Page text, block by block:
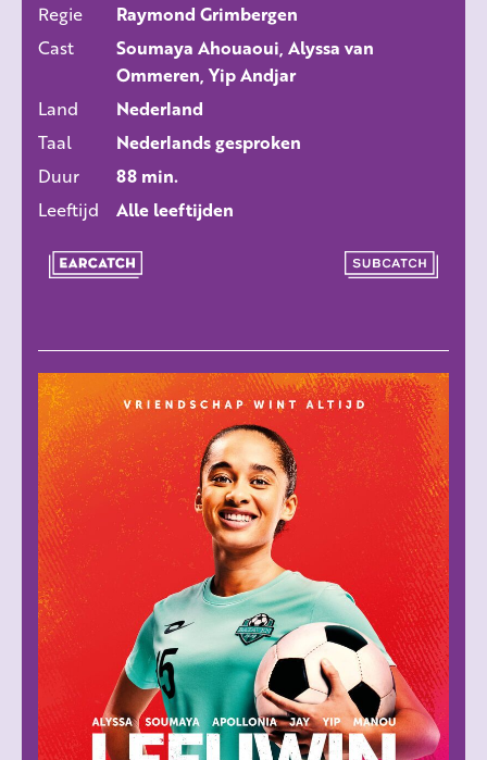
ALLE FILMS
Regie
Raymond Grimbergen
Cast
Soumaya Ahouaoui, Alyssa van
Ommeren, Yip Andjar
Land
Nederland
Taal
Nederlands gesproken
Duur
88 min.
Leeftijd
Alle leeftijden